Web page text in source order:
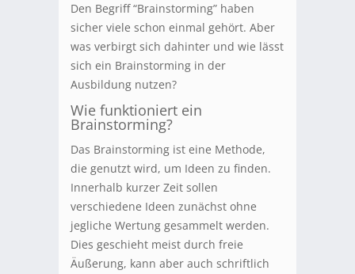
Den Begriff “Brainstorming” haben
sicher viele schon einmal gehört. Aber
was verbirgt sich dahinter und wie lässt
sich ein Brainstorming in der
Ausbildung nutzen?
Wie funktioniert ein
Brainstorming?
Das Brainstorming ist eine Methode,
die genutzt wird, um Ideen zu finden.
Innerhalb kurzer Zeit sollen
verschiedene Ideen zunächst ohne
jegliche Wertung gesammelt werden.
Dies geschieht meist durch freie
Äußerung, kann aber auch schriftlich